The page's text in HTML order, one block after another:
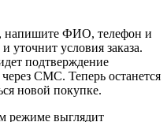
напишите ФИО, телефон и
уточнит условия заказа.
подтверждение
СМС. Теперь останется
новой покупке.
режиме выглядит